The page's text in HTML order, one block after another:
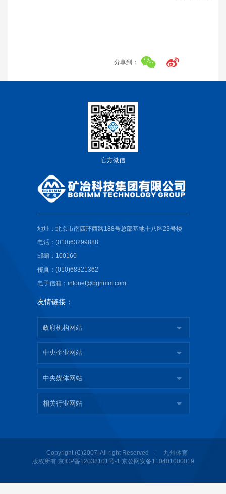
分享到：
官方微信
地址：北京市南四环西路188号总部基地十八区23号楼
电话：(010)63299888
邮编：100160
传真：(010)68321362
电子信箱：infonet@bgrimm.com
友情链接：
政府机构网站
中央企业网站
中央媒体网站
相关行业网站
Copyright (C)2007| All right Reserved |
九州体育
版权所有 京ICP备12038101号-1 京公网安备110401000019